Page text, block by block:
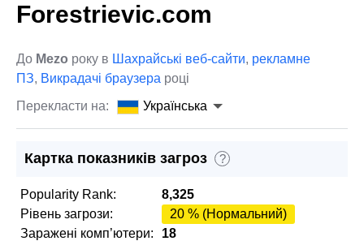
Forestrievic.com
До Mezo року в Шахрайські веб-сайти, рекламне
ПЗ, Викрадачі браузера році
Перекласти на:
Українська
Картка показників загроз ?
Popularity Rank:
8,325
Рівень загрози:
20 % (Нормальний)
Заражені комп’ютери:
18